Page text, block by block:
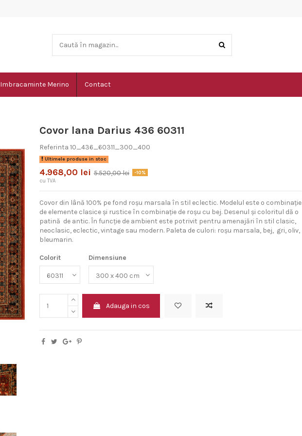
Imbracaminte Merino Contact
Covor lana Darius 436 60311
Referinta 10_436_60311_300_400
Ultimele produse in stoc
4.968,00 lei 5.520,00 lei
-10%
cu TVA
Covor din lână 100% pe fond roșu marsala în stil eclectic. Modelul este o combinație
de elemente clasice și rustice în combinație de roșu cu bej. Desenul și coloritul dă o
patină de antic. În funcție de ambient este potrivit pentru amenajări în stil clasic,
neoclasic, eclectic, vintage sau modern. Paleta de culori: roșu marsala, bej, gri, oliv,
bleumarin.
Colorit Dimensiune
Adauga in cos